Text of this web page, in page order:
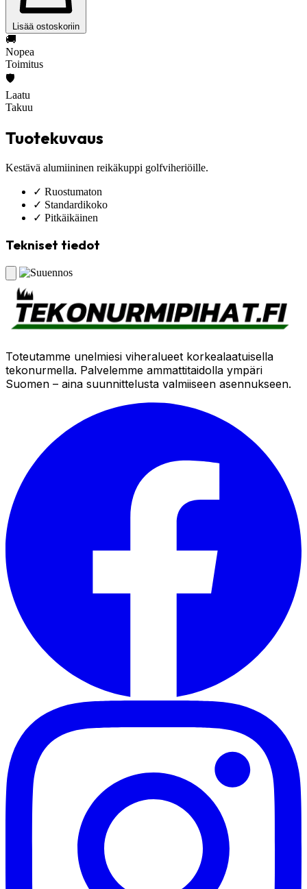
Lisää ostoskoriin
🚚
Nopea
Toimitus
🛡️
Laatu
Takuu
Tuotekuvaus
Kestävä alumiininen reikäkuppi golfviheriöille.
✓ Ruostumaton
✓ Standardikoko
✓ Pitkäikäinen
Tekniset tiedot
Toteutamme unelmiesi viheralueet korkealaatuisella
tekonurmella. Palvelemme ammattitaidolla ympäri
Suomen – aina suunnittelusta valmiiseen asennukseen.